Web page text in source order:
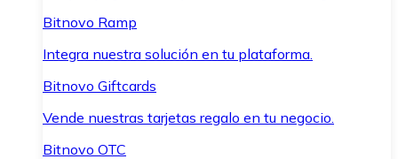
Bitnovo Ramp
Integra nuestra solución en tu plataforma.
Bitnovo Giftcards
Vende nuestras tarjetas regalo en tu negocio.
Bitnovo OTC